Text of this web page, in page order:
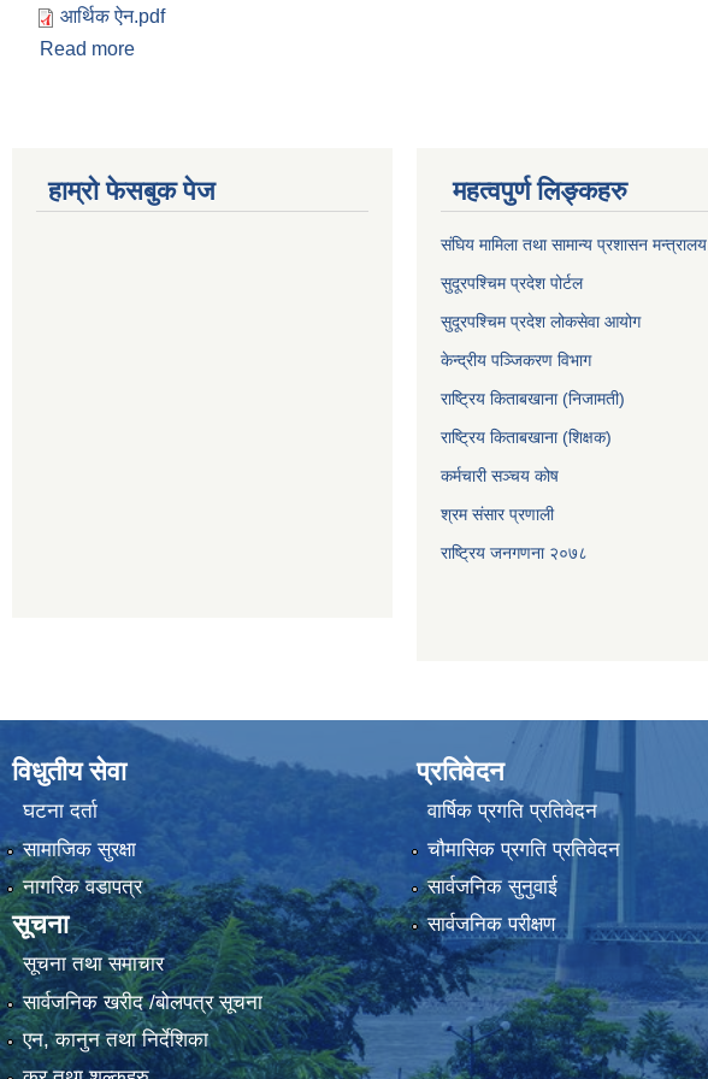
आर्थिक ऐन.pdf
Read more
हाम्रो फेसबुक पेज महत्वपुर्ण लिङ्कहरु
संघिय मामिला तथा सामान्य प्रशासन मन्त्रालय
सुदूरपश्चिम प्रदेश पोर्टल
सुदूरपश्‍चिम प्रदेश लोकसेवा आयोग
केन्द्रीय पञ्जिकरण विभाग
राष्ट्रिय किताबखाना (निजामती)
राष्ट्रिय किताबखाना (शिक्षक)
कर्मचारी सञ्चय कोष
श्रम संसार प्रणाली
राष्ट्रिय जनगणना २०७८
विधुतीय सेवा
घटना दर्ता
सामाजिक सुरक्षा
नागरिक वडापत्र
सूचना
सूचना तथा समाचार
सार्वजनिक खरीद /बोलपत्र सूचना
एन, कानुन तथा निर्देशिका
प्रतिवेदन
वार्षिक प्रगति प्रतिवेदन
चौमासिक प्रगति प्रतिवेदन
सार्वजनिक सुनुवाई
सार्वजनिक परीक्षण